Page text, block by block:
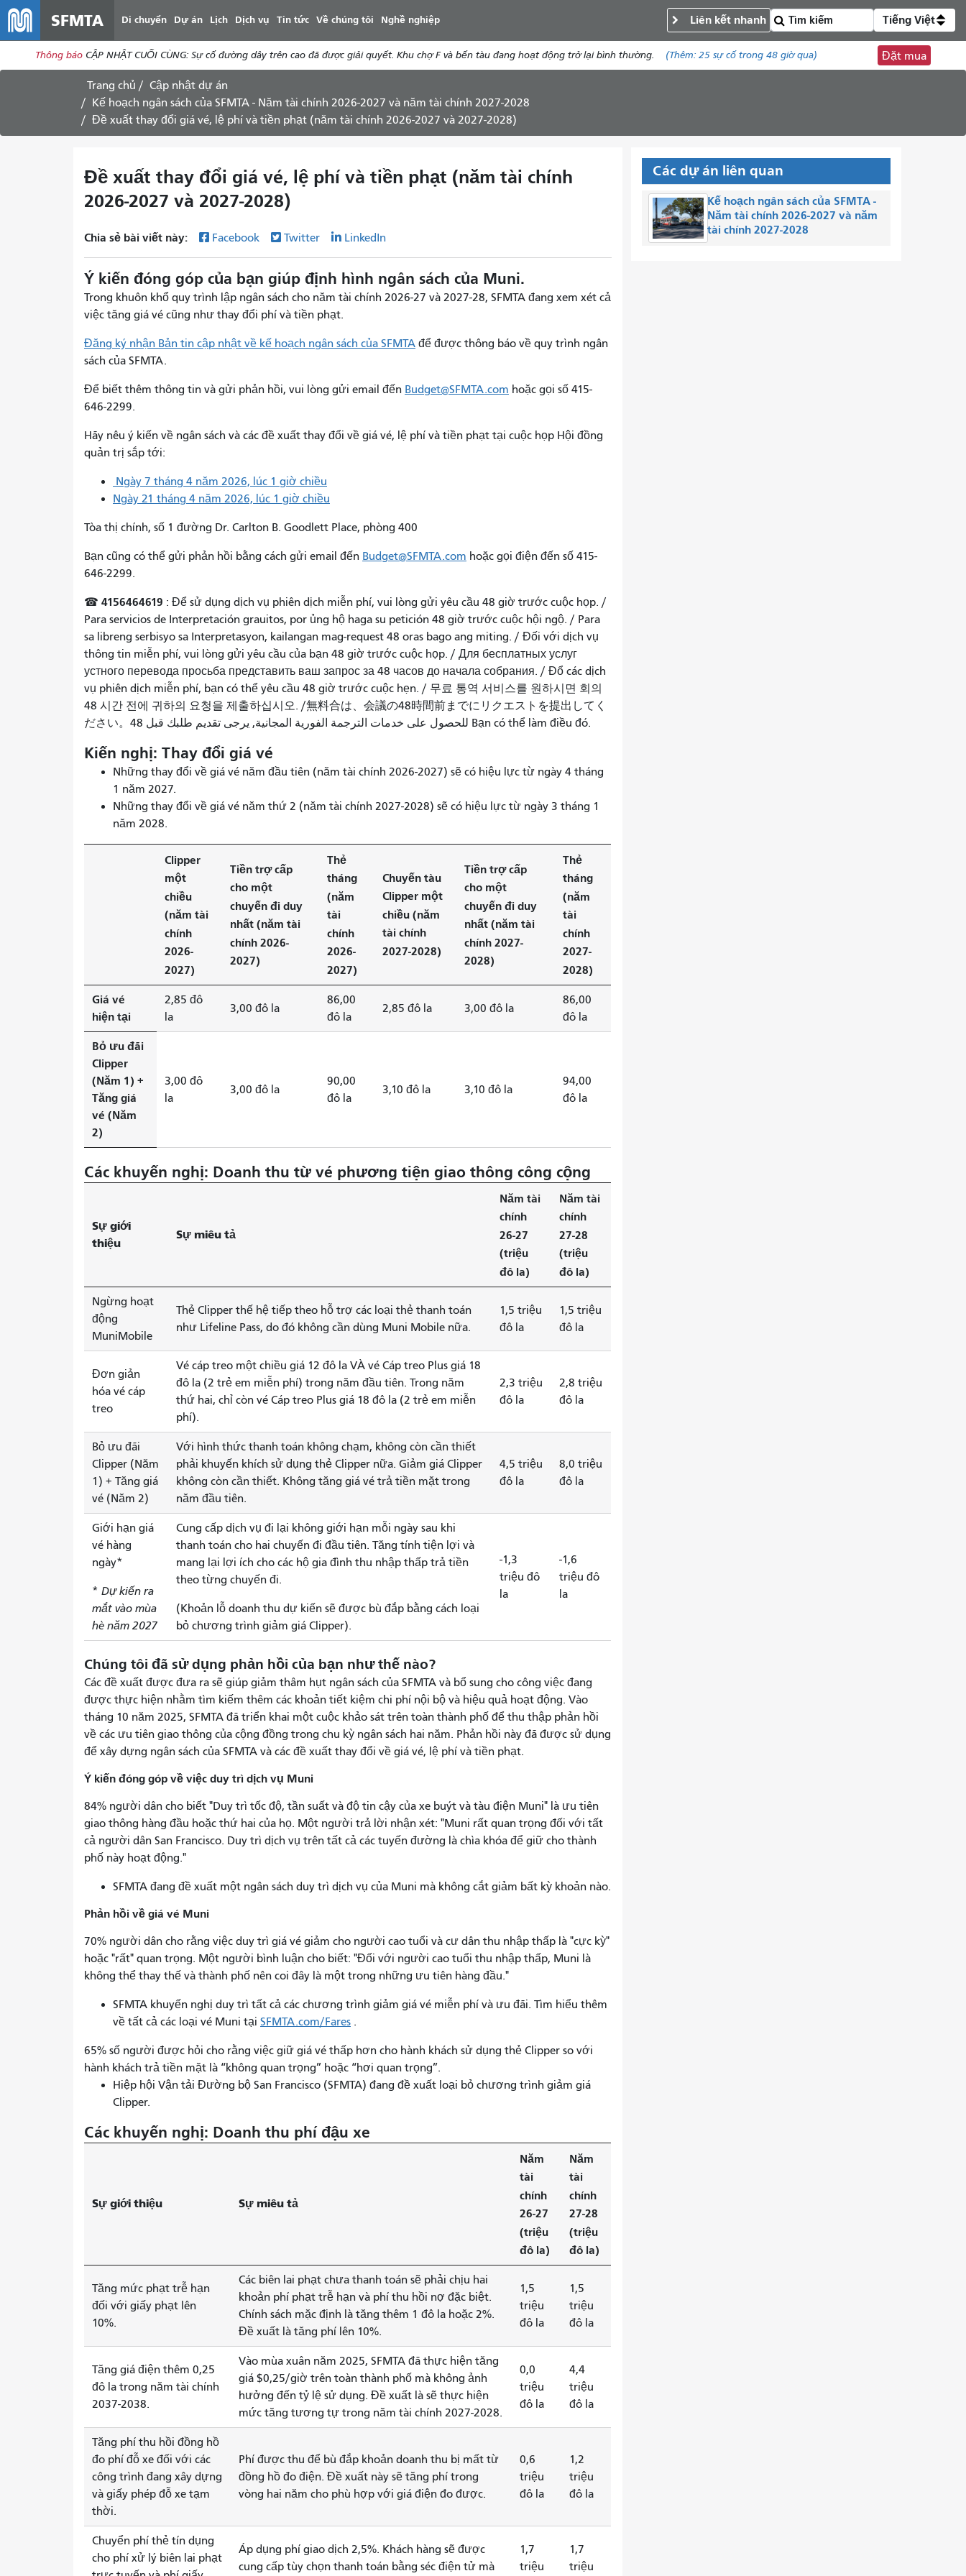
dung
SFMTA Di chuyển Dự án Lịch Dịch vụ Tin tức Về chúng tôi Nghề nghiệp Liên kết nhanh Tiếng Việt
Thông báo CẬP NHẬT CUỐI CÙNG: Sự cố đường dây trên cao đã được giải quyết. Khu chợ F và bến tàu đang hoạt động trở lại bình thường. (Thêm:25 sự cốtrong 48 giờ qua) Đặt mua
Trang chủ
Cập nhật dự án
Kế hoạch ngân sách của SFMTA - Năm tài chính 2026-2027 và năm tài chính 2027-2028
Đề xuất thay đổi giá vé, lệ phí và tiền phạt (năm tài chính 2026-2027 và 2027-2028)
Đề xuất thay đổi giá vé, lệ phí và tiền phạt (năm tài chính
2026-2027 và 2027-2028)
Chia sẻ bài viết này: Facebook Twitter LinkedIn
Ý kiến ​​đóng góp của bạn giúp định hình ngân sách của Muni.
Trong khuôn khổ quy trình lập ngân sách cho năm tài chính 2026-27 và 2027-28, SFMTA đang xem xét cả
việc tăng giá vé cũng như thay đổi phí và tiền phạt.
Đăng ký nhận Bản tin cập nhật về kế hoạch ngân sách của SFMTA để được thông báo về quy trình ngân
sách của SFMTA.
Để biết thêm thông tin và gửi phản hồi, vui lòng gửi email đến Budget@SFMTA.com hoặc gọi số 415-
646-2299.
Hãy nêu ý kiến ​​về ngân sách và các đề xuất thay đổi về giá vé, lệ phí và tiền phạt tại cuộc họp Hội đồng
quản trị sắp tới:
Ngày 7 tháng 4 năm 2026, lúc 1 giờ chiều
Ngày 21 tháng 4 năm 2026, lúc 1 giờ chiều
Tòa thị chính, số 1 đường Dr. Carlton B. Goodlett Place, phòng 400
Bạn cũng có thể gửi phản hồi bằng cách gửi email đến Budget@SFMTA.com hoặc gọi điện đến số 415-
646-2299.
☎ 4156464619 : Để sử dụng dịch vụ phiên dịch miễn phí, vui lòng gửi yêu cầu 48 giờ trước cuộc họp. /
Para servicios de Interpretación grauitos, por ủng hộ haga su petición 48 giờ trước cuộc hội ngộ. / Para
sa libreng serbisyo sa Interpretasyon, kailangan mag-request 48 oras bago ang miting. / Đối với dịch vụ
thông tin miễn phí, vui lòng gửi yêu cầu của bạn 48 giờ trước cuộc họp. / Для бесплатных услуг
устного перевода просьба представить ваш запрос за 48 часов до начала собрания. / Đổ các dịch
vụ phiên dịch miễn phí, bạn có thể yêu cầu 48 giờ trước cuộc hẹn. / 무료 통역 서비스를 원하시면 회의
48 시간 전에 귀하의 요청을 제출하십시오. /無料合は、会議の48時間前までにリクエストを提出してく
ださい。للحصول على خدمات الترجمة الفورية المجانية, يرجى تقديم طلبك قبل 48 Bạn có thể làm điều đó.
Kiến nghị: Thay đổi giá vé
Những thay đổi về giá vé năm đầu tiên (năm tài chính 2026-2027) sẽ có hiệu lực từ ngày 4 tháng
1 năm 2027.
Những thay đổi về giá vé năm thứ 2 (năm tài chính 2027-2028) sẽ có hiệu lực từ ngày 3 tháng 1
năm 2028.
Clipper
một
chiều
(năm tài
chính
2026-
2027)
Tiền trợ cấp
cho một
chuyến đi duy
nhất (năm tài
chính 2026-
2027)
Thẻ
tháng
(năm
tài
chính
2026-
2027)
Chuyến tàu
Clipper một
chiều (năm
tài chính
2027-2028)
Tiền trợ cấp
cho một
chuyến đi duy
nhất (năm tài
chính 2027-
2028)
Thẻ
tháng
(năm
tài
chính
2027-
2028)
Giá vé
hiện tại
2,85 đô
la
3,00 đô la
86,00
đô la
2,85 đô la 3,00 đô la
86,00
đô la
Bỏ ưu đãi
Clipper
(Năm 1) +
Tăng giá
vé (Năm
2)
3,00 đô
la
3,00 đô la
90,00
đô la
3,10 đô la 3,10 đô la
94,00
đô la
Các khuyến nghị: Doanh thu từ vé phương tiện giao thông công cộng
Sự giới
thiệu
Sự miêu tả
Năm tài
chính
26-27
(triệu
đô la)
Năm tài
chính
27-28
(triệu
đô la)
Ngừng hoạt
động
MuniMobile
Thẻ Clipper thế hệ tiếp theo hỗ trợ các loại thẻ thanh toán
như Lifeline Pass, do đó không cần dùng Muni Mobile nữa.
1,5 triệu
đô la
1,5 triệu
đô la
Đơn giản
hóa vé cáp
treo
Vé cáp treo một chiều giá 12 đô la VÀ vé Cáp treo Plus giá 18
đô la (2 trẻ em miễn phí) trong năm đầu tiên. Trong năm
thứ hai, chỉ còn vé Cáp treo Plus giá 18 đô la (2 trẻ em miễn
phí).
2,3 triệu
đô la
2,8 triệu
đô la
Bỏ ưu đãi
Clipper (Năm
1) + Tăng giá
vé (Năm 2)
Với hình thức thanh toán không chạm, không còn cần thiết
phải khuyến khích sử dụng thẻ Clipper nữa. Giảm giá Clipper
không còn cần thiết. Không tăng giá vé trả tiền mặt trong
năm đầu tiên.
4,5 triệu
đô la
8,0 triệu
đô la
Giới hạn giá
vé hàng
ngày*
*Dự kiến ​​ra
mắt vào mùa
hè năm 2027
Cung cấp dịch vụ đi lại không giới hạn mỗi ngày sau khi
thanh toán cho hai chuyến đi đầu tiên. Tăng tính tiện lợi và
mang lại lợi ích cho các hộ gia đình thu nhập thấp trả tiền
theo từng chuyến đi.
(Khoản lỗ doanh thu dự kiến ​​sẽ được bù đắp bằng cách loại
bỏ chương trình giảm giá Clipper).
-1,3
triệu đô
la
-1,6
triệu đô
la
Chúng tôi đã sử dụng phản hồi của bạn như thế nào?
Các đề xuất được đưa ra sẽ giúp giảm thâm hụt ngân sách của SFMTA và bổ sung cho công việc đang
được thực hiện nhằm tìm kiếm thêm các khoản tiết kiệm chi phí nội bộ và hiệu quả hoạt động. Vào
tháng 10 năm 2025, SFMTA đã triển khai một cuộc khảo sát trên toàn thành phố để thu thập phản hồi
về các ưu tiên giao thông của cộng đồng trong chu kỳ ngân sách hai năm. Phản hồi này đã được sử dụng
để xây dựng ngân sách của SFMTA và các đề xuất thay đổi về giá vé, lệ phí và tiền phạt.
Ý kiến ​​đóng góp về việc duy trì dịch vụ Muni
84% người dân cho biết "Duy trì tốc độ, tần suất và độ tin cậy của xe buýt và tàu điện Muni" là ưu tiên
giao thông hàng đầu hoặc thứ hai của họ. Một người trả lời nhận xét: "Muni rất quan trọng đối với tất
cả người dân San Francisco. Duy trì dịch vụ trên tất cả các tuyến đường là chìa khóa để giữ cho thành
phố này hoạt động."
SFMTA đang đề xuất một ngân sách duy trì dịch vụ của Muni mà không cắt giảm bất kỳ khoản nào.
Phản hồi về giá vé Muni
70% người dân cho rằng việc duy trì giá vé giảm cho người cao tuổi và cư dân thu nhập thấp là "cực kỳ"
hoặc "rất" quan trọng. Một người bình luận cho biết: "Đối với người cao tuổi thu nhập thấp, Muni là
không thể thay thế và thành phố nên coi đây là một trong những ưu tiên hàng đầu."
SFMTA khuyến nghị duy trì tất cả các chương trình giảm giá vé miễn phí và ưu đãi. Tìm hiểu thêm
về tất cả các loại vé Muni tại SFMTA.com/Fares .
65% số người được hỏi cho rằng việc giữ giá vé thấp hơn cho hành khách sử dụng thẻ Clipper so với
hành khách trả tiền mặt là “không quan trọng” hoặc “hơi quan trọng”.
Hiệp hội Vận tải Đường bộ San Francisco (SFMTA) đang đề xuất loại bỏ chương trình giảm giá
Clipper.
Các khuyến nghị: Doanh thu phí đậu xe
Sự giới thiệu Sự miêu tả
Năm
tài
chính
26-27
(triệu
đô la)
Năm
tài
chính
27-28
(triệu
đô la)
Tăng mức phạt trễ hạn
đối với giấy phạt lên
10%.
Các biên lai phạt chưa thanh toán sẽ phải chịu hai
khoản phí phạt trễ hạn và phí thu hồi nợ đặc biệt.
Chính sách mặc định là tăng thêm 1 đô la hoặc 2%.
Đề xuất là tăng phí lên 10%.
1,5
triệu
đô la
1,5
triệu
đô la
Tăng giá điện thêm 0,25
đô la trong năm tài chính
2037-2038.
Vào mùa xuân năm 2025, SFMTA đã thực hiện tăng
giá $0,25/giờ trên toàn thành phố mà không ảnh
hưởng đến tỷ lệ sử dụng. Đề xuất là sẽ thực hiện
mức tăng tương tự trong năm tài chính 2027-2028.
0,0
triệu
đô la
4,4
triệu
đô la
Tăng phí thu hồi đồng hồ
đo phí đỗ xe đối với các
công trình đang xây dựng
và giấy phép đỗ xe tạm
thời.
Phí được thu để bù đắp khoản doanh thu bị mất từ ​​
đồng hồ đo điện. Đề xuất này sẽ tăng phí trong
vòng hai năm cho phù hợp với giá điện đo được.
0,6
triệu
đô la
1,2
triệu
đô la
Chuyển phí thẻ tín dụng
cho phí xử lý biên lai phạt
Áp dụng phí giao dịch 2,5%. Khách hàng sẽ được
cung cấp tùy chọn thanh toán bằng séc điện tử mà
1,7
triệu
1,7
triệu
Các dự án liên quan
Kế hoạch ngân sách của SFMTA -
Năm tài chính 2026-2027 và năm
tài chính 2027-2028